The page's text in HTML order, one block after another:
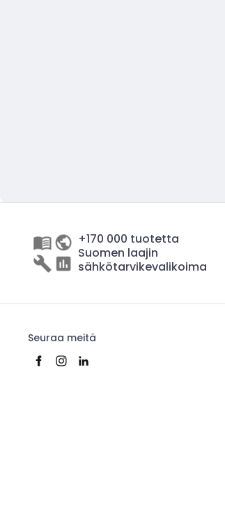
+170 000 tuotetta
Suomen laajin
sähkötarvikevalikoima
Seuraa meitä